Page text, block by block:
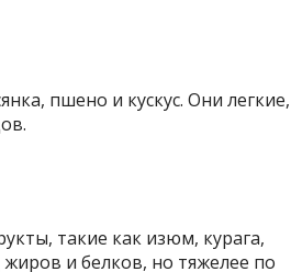
пшено и кускус. Они легкие,
такие как изюм, курага,
и белков, но тяжелее по